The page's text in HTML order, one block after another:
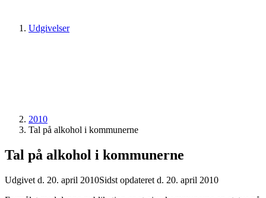
Udgivelser
2010
Tal på alkohol i kommunerne
Tal på alkohol i kommunerne
Udgivet d. 20. april 2010Sidst opdateret d. 20. april 2010